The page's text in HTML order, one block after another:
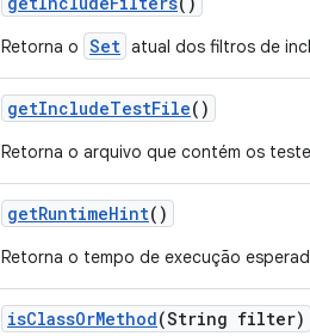
Retorna o Set atual dos filtros de
getIncludeTestFile()
Retorna o arquivo que contém os
getRuntimeHint()
Retorna o tempo de execução
isClassOrMethod(String filter)